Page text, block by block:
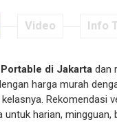
Video Info
di Jakarta dan
harga murah
Rekomendasi
untuk harian, mingguan,